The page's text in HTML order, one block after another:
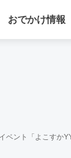
おでかけ情報
ベント「よこすか